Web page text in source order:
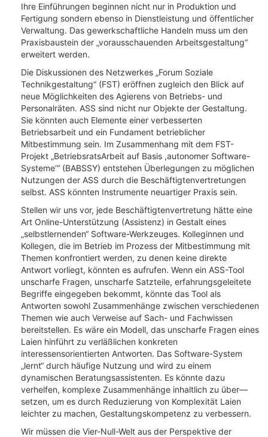
Ihre Einführungen beginnen nicht nur in Produktion und
Fertigung sondern ebenso in Dienstleistung und öffentlicher
Verwaltung. Das gewerkschaftliche Handeln muss um den
Praxisbaustein der „vorausschauenden Arbeitsgestaltung“
erweitert werden.
Die Diskussionen des Netzwerkes „Forum Soziale
Technikgestaltung“ (FST) eröffnen zugleich den Blick auf
neue Möglichkeiten des Agierens von Betriebs- und
Personalräten. ASS sind nicht nur Objekte der Gestaltung.
Sie könnten auch Elemente einer verbesserten
Betriebsarbeit und ein Fundament betrieblicher
Mitbestimmung sein. Im Zusammenhang mit dem FST-
Projekt „BetriebsratsArbeit auf Basis ,autonomer Software-
Systeme‘“ (BABSSY) entstehen Überlegungen zu möglichen
Nutzungen der ASS durch die Beschäftigtenvertretungen
selbst. ASS könnten Instrumente neuartiger Praxis sein.
Stellen wir uns vor, jede Beschäftigtenvertretung hätte eine
Art Online-Unterstützung (Assistenz) in Gestalt eines
„selbstlernenden“ Software-Werkzeuges. Kolleginnen und
Kollegen, die im Betrieb im Prozess der Mitbestimmung mit
Themen konfrontiert werden, zu denen keine direkte
Antwort vorliegt, könnten es aufrufen. Wenn ein ASS-Tool
unscharfe Fragen, unscharfe Satzteile, erfahrungsgeleitete
Begriffe eingegeben bekommt, könnte das Tool als
Antworten sowohl Zusammenhänge zwischen verschiedenen
Themen wie auch Verweise auf Sach- und Fachwissen
bereitstellen. Es wäre ein Modell, das unscharfe Fragen eines
Laien hinführt zu verläßlichen konkreten
interessensorientierten Antworten. Das Software-System
„lernt“ durch häufige Nutzung und wird zu einem
dynamischen Beratungsassistenten. Es könnte dazu
verhelfen, komplexe Zusammenhänge inhaltlich zu über—
setzen, um es durch Reduzierung von Komplexität Laien
leichter zu machen, Gestaltungskompetenz zu verbessern.
Wir müssen die Vier-Null-Welt aus der Perspektive der